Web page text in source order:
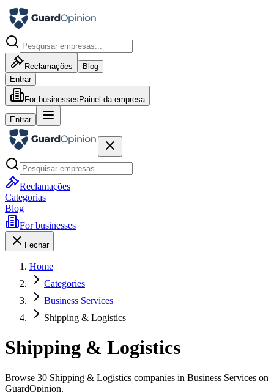
Reclamações
Blog
Entrar
For businesses Painel da empresa
Entrar
Reclamações
Categorias
Blog
For businesses
Fechar
Home
Categories
Business Services
Shipping & Logistics
Shipping & Logistics
Browse 30 Shipping & Logistics companies in Business Services on
GuardOpinion.